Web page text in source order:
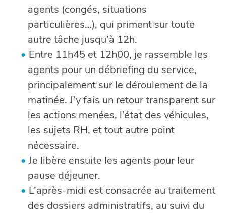
agents (congés, situations
particulières…), qui priment sur toute
autre tâche jusqu’à 12h.
Entre 11h45 et 12h00, je rassemble les
agents pour un débriefing du service,
principalement sur le déroulement de la
matinée. J’y fais un retour transparent sur
les actions menées, l’état des véhicules,
les sujets RH, et tout autre point
nécessaire.
Je libère ensuite les agents pour leur
pause déjeuner.
L’après-midi est consacrée au traitement
des dossiers administratifs, au suivi du